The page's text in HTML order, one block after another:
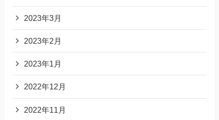
2023年3月
2023年2月
2023年1月
2022年12月
2022年11月